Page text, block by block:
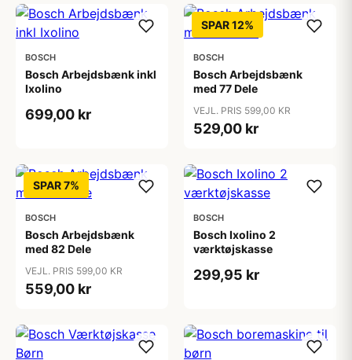
BOSCH
Bosch Arbejdsbænk inkl
Ixolino
699,00 kr
SPAR 12%
BOSCH
Bosch Arbejdsbænk
med 77 Dele
VEJL. PRIS 599,00 KR
529,00 kr
SPAR 7%
BOSCH
Bosch Arbejdsbænk
med 82 Dele
VEJL. PRIS 599,00 KR
559,00 kr
BOSCH
Bosch Ixolino 2
værktøjskasse
299,95 kr